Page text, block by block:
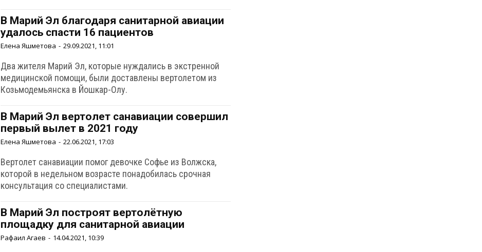
В Марий Эл благодаря санитарной авиации
удалось спасти 16 пациентов
Елена Яшметова - 29.09.2021, 11:01
Два жителя Марий Эл, которые нуждались в экстренной
медицинской помощи, были доставлены вертолетом из
Козьмодемьянска в Йошкар-Олу.
В Марий Эл вертолет санавиации совершил
первый вылет в 2021 году
Елена Яшметова - 22.06.2021, 17:03
Вертолет санавиации помог девочке Софье из Волжска,
которой в недельном возрасте понадобилась срочная
консультация со специалистами.
В Марий Эл построят вертолётную
площадку для санитарной авиации
Рафаил Агаев - 14.04.2021, 10:39